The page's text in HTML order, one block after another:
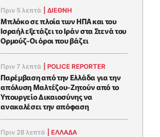
Πριν 5 λεπτά |ΔΙΕΘΝΗ
Μπλόκο σε πλοία των ΗΠΑ και του
Ισραήλ εξετάζει το Ιράν στα Στενά του
Ορμούζ-Οι όροι που βάζει
Πριν 7 λεπτά POLICE REPORTER
Παρέμβαση από την Ελλάδα για την
απόλυση Μαλτέζου-Ζητούν από το
Υπουργείο Δικαιοσύνης να
ανακαλέσει την απόφαση
Πριν 28 λεπτά ΕΛΛΑΔΑ